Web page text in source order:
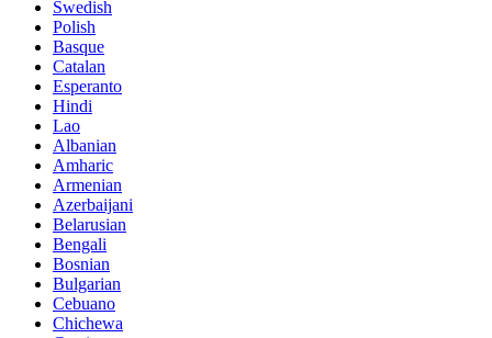
Swedish
Polish
Basque
Catalan
Esperanto
Hindi
Lao
Albanian
Amharic
Armenian
Azerbaijani
Belarusian
Bengali
Bosnian
Bulgarian
Cebuano
Chichewa